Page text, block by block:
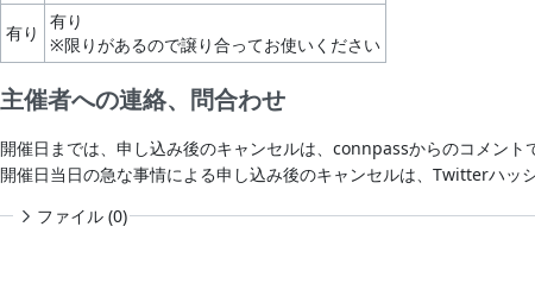
有り
有り
※限りがあるので譲り合ってお使いください
主催者への連絡、問合わせ
開催日までは、申し込み後のキャンセルは、connpassからのコメント
開催日当日の急な事情による申し込み後のキャンセルは、Twitterハッ
ファイル (0)